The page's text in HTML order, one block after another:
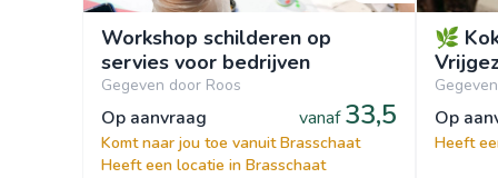
Workshop schilderen op
servies voor bedrijven
Gegeven door Roos
op aanvraag vanaf 33,5
Komt naar jou toe vanuit Brasschaat
Heeft een locatie in Brasschaat
🌿
op
Heeft